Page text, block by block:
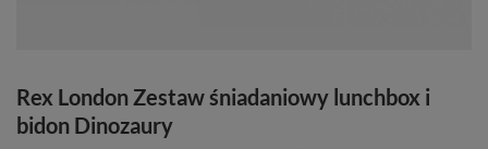
Rex London Zestaw śniadaniowy lunchbox i
bidon Dinozaury